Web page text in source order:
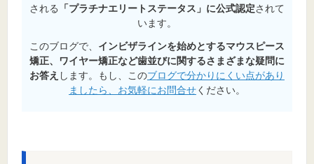
される
「プラチナエリートステータス」に公式認定されて
います。
このブログで、 インビザラインを始めとするマウスピース
矯正、ワイヤー矯正など歯並びに関するさまざまな疑問に
お答え します。もし、このブログで分かりにくい点があり
ましたら、お気軽にお問合せください。